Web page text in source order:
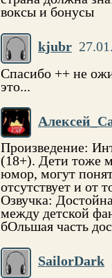
воксы и бонусы
kjubr
Спасибо ++ не
это...
Произведение:
(18+). Дети тоже
юмор, могут
отсутствует и от
Озвучка:
между детской
бОльшая часть
SailorDark